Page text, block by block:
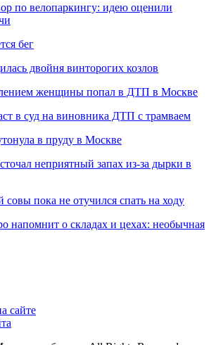
по велопаркингу: идею оценили
бег
двойня винторогих козлов
женщины попал в ДТП в Москве
в суд на виновника ДТП с трамваем
в пруду в Москве
неприятный запах из-за дырки в
пока не отучился спать на ходу
напомнит о складах и цехах: необычная
сайте